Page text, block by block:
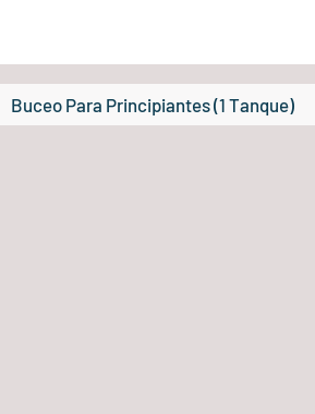
Buceo Para Principiantes (1 Tanque)